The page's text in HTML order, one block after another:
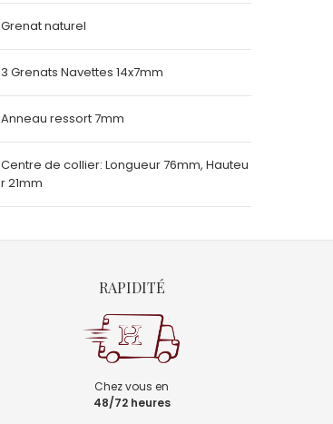
Grenat naturel
3 Grenats Navettes 14x7mm
Anneau ressort 7mm
Centre de collier: Longueur 76mm, Hauteu
r 21mm
RAPIDITÉ
Chez vous en
48/72 heures